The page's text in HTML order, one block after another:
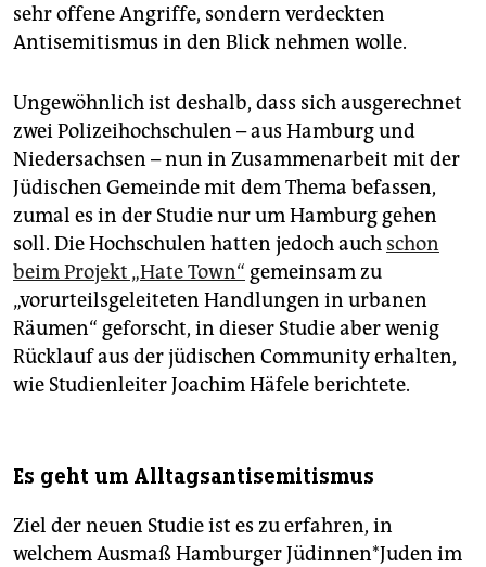
sehr offene Angriffe, sondern verdeckten
Antisemitismus in den Blick nehmen wolle.
Ungewöhnlich ist deshalb, dass sich ausgerechnet
zwei Polizeihochschulen – aus Hamburg und
Niedersachsen – nun in Zusammenarbeit mit der
Jüdischen Gemeinde mit dem Thema befassen,
zumal es in der Studie nur um Hamburg gehen
soll. Die Hochschulen hatten jedoch auch schon
beim Projekt „Hate Town“ gemeinsam zu
„vorurteilsgeleiteten Handlungen in urbanen
Räumen“ geforscht, in dieser Studie aber wenig
Rücklauf aus der jüdischen Community erhalten,
wie Studienleiter Joachim Häfele berichtete.
Es geht um Alltagsantisemitismus
Ziel der neuen Studie ist es zu erfahren, in
welchem Ausmaß Hamburger Jü­din­nen*­Ju­den im